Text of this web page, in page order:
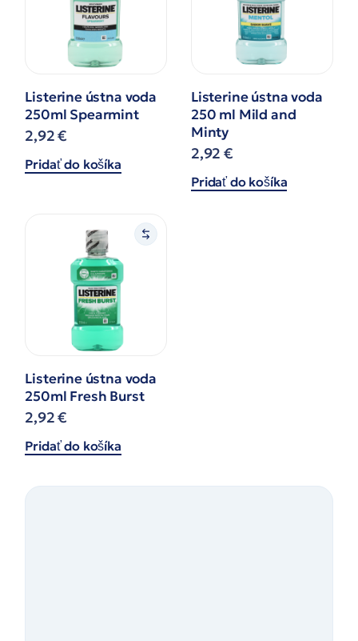
Listerine ústna voda
250ml Spearmint
2,92€
Pridať do košíka
Listerine ústna voda
250 ml Mild and
Minty
2,92€
Pridať do košíka
Listerine ústna voda
250ml Fresh Burst
2,92€
Pridať do košíka